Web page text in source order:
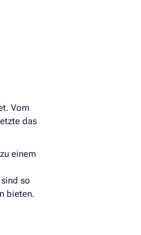
Vom
das
zu einem
so
bieten.